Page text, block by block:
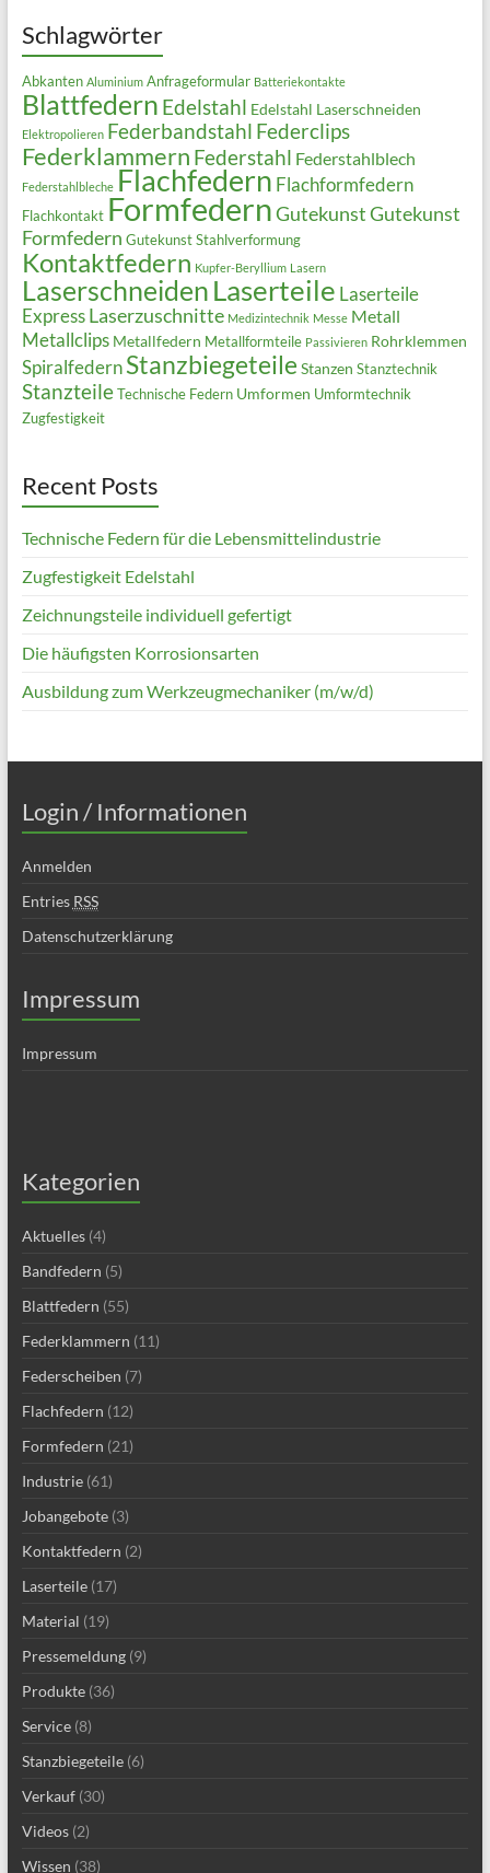
Schlagwörter
Abkanten Aluminium Anfrageformular Batteriekontakte
Blattfedern Edelstahl Edelstahl Laserschneiden
Elektropolieren Federbandstahl Federclips
Federklammern Federstahl Federstahlblech
Federstahlbleche Flachfedern Flachformfedern
Flachkontakt FormfedernGutekunstGutekunst
Formfedern Gutekunst Stahlverformung
Kontaktfedern Kupfer-Beryllium Lasern
Laserschneiden Laserteile Laserteile
Express Laserzuschnitte Medizintechnik Messe Metall
Metallclips Metallfedern Metallformteile Passivieren Rohrklemmen
Spiralfedern Stanzbiegeteile Stanzen Stanztechnik
Stanzteile Technische Federn Umformen Umformtechnik
Zugfestigkeit
Recent Posts
Technische Federn für die Lebensmittelindustrie
Zugfestigkeit Edelstahl
Zeichnungsteile individuell gefertigt
Die häufigsten Korrosionsarten
Ausbildung zum Werkzeugmechaniker (m/w/d)
Login / Informationen
Anmelden
Entries RSS
Datenschutzerklärung
Impressum
Impressum
Kategorien
Aktuelles(4)
Bandfedern (5)
Blattfedern (55)
Federklammern (11)
Federscheiben (7)
Flachfedern (12)
Formfedern (21)
Industrie(61)
Jobangebote(3)
Kontaktfedern (2)
Laserteile(17)
Material (19)
Pressemeldung(9)
Produkte(36)
Service(8)
Stanzbiegeteile(6)
Verkauf(30)
Videos(2)
Wissen (38)